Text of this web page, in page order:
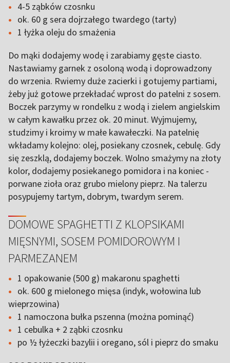
4-5 ząbków czosnku
ok. 60 g sera dojrzałego twardego (tarty)
1 łyżka oleju do smażenia
Do mąki dodajemy wodę i zarabiamy gęste ciasto.
Nastawiamy garnek z osoloną wodą i doprowadzony
do wrzenia. Rwiemy duże zacierki i gotujemy partiami,
żeby już gotowe przekładać wprost do patelni z sosem.
Boczek parzymy w rondelku z wodą i zielem angielskim
w całym kawałku przez ok. 20 minut. Wyjmujemy,
studzimy i kroimy w małe kawałeczki. Na patelnię
wkładamy kolejno: olej, posiekany czosnek, cebulę. Gdy
się zeszklą, dodajemy boczek. Wolno smażymy na złoty
kolor, dodajemy posiekanego pomidora i na koniec -
porwane zioła oraz grubo mielony pieprz. Na talerzu
posypujemy tartym, dobrym, twardym serem.
DOMOWE SPAGHETTI Z KLOPSIKAMI
MIĘSNYMI, SOSEM POMIDOROWYM I
PARMEZANEM
1 opakowanie (500 g) makaronu spaghetti
ok. 600 g mielonego mięsa (indyk, wołowina lub
wieprzowina)
1 namoczona bułka pszenna (można pominąć)
1 cebulka + 2 ząbki czosnku
po ½ łyżeczki bazylii i oregano, sól i pieprz do smaku